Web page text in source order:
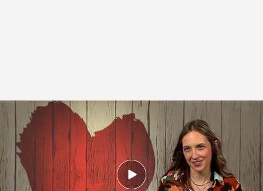
Una soltera echa años a su cita al ver una parte de su cuerpo Cuatro.com
First Dates
20 OCT 2025 - 23:46h.
Descubre al completo la cita de Félix y Paula en